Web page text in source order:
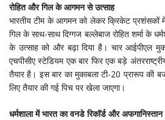
रोहित और गिल के आगमन से उत्साह
भारतीय टीम के आगमन को लेकर क्रिकेट प्रशंसकों
गिल के साथ-साथ दिग्गज बल्लेबाज रोहित शर्मा के
के उत्साह को और बढ़ा दिया है। चार आईपीएल
एचपीसीए स्टेडियम एक बार फिर एक बड़े
तैयार है। इस बार का मुकाबला टी-20 प्रारूप की
लिए तैयार की गई पिच पर खेला जाएगा।
धर्मशाला में भारत का वनडे रिकॉर्ड और